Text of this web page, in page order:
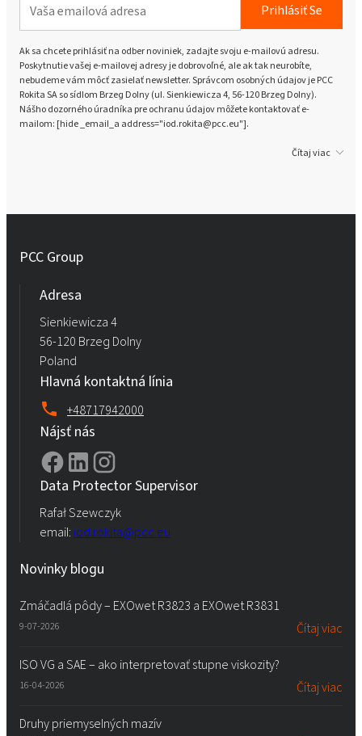
Prihlásiť Se
Ak sa chcete prihlásiť na odber noviniek, zadajte svoju e-mailovú adresu.
Poskytnutie vašej e-mailovej adresy je dobrovoľné, ale ak tak neurobíte,
nebudeme vám môcť zasielať newsletter. Správcom osobných údajov je PCC
Rokita SA so sídlom Brzeg Dolny (ul. Sienkiewicza 4, 56-120 Brzeg Dolny).
Nášho dozorného úradníka pre ochranu údajov môžete kontaktovať e-
mailom: [hide _email_a address="iod.rokita@pcc.eu"].
Čítaj viac
PCC Group
Adresa
Sienkiewicza 4
56-120 Brzeg Dolny
Poland
Hlavná kontaktná línia
+48717942000
Nájsť nás
Data Protector Supervisor
Rafał Szewczyk
email: iod.rokita@pcc.eu
Novinky blogu
Zmáčadlá pôdy – EXOwet R3823 a EXOwet R3831
9-07-2026 Čítaj viac
ISO VG a SAE – ako interpretovať stupne viskozity?
16-04-2026 Čítaj viac
Druhy priemyselných mazív